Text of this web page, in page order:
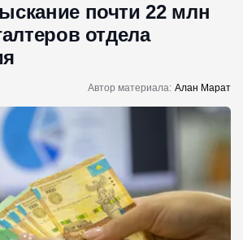
почти 22 млн
отдела
Автор материала: Алан Марат